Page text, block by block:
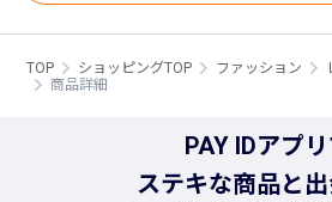
TOP ショッピングTOP ファッション
商品詳細
PAY IDアプ
ステキな商品と